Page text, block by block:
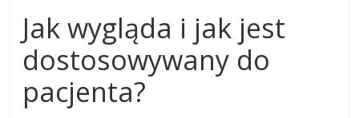
Jak wygląda i jak jest
dostosowywany do
pacjenta?